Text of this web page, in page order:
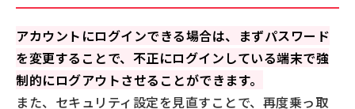
アカウントにログインできる場合は、まずパスワード
を変更することで、不正にログインしている端末で強
制的にログアウトさせることができます。
また、セキュリティ設定を見直すことで、再度乗っ取